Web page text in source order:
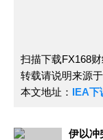
扫描下载FX168
转载请说明来源
本文地址： IEA下
伊以冲